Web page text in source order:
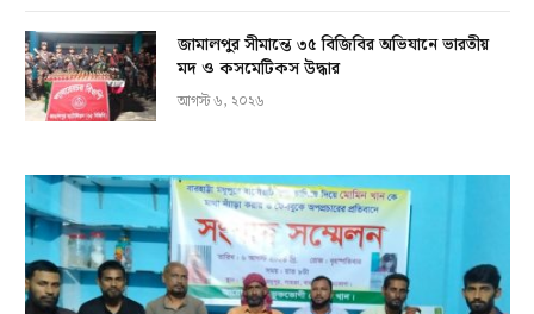
জামালপুর সীমান্তে ৩৫ বিজিবির অভিযানে ভারতীয়
মদ ও কসমেটিকস উদ্ধার
আগস্ট ৬, ২০২৬